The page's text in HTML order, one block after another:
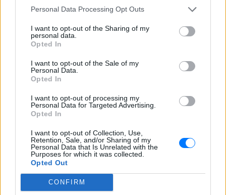
Personal Data Processing Opt Outs
I want to opt-out of the Sharing of my
personal data.
Opted In
I want to opt-out of the Sale of my
Personal Data.
Opted In
I want to opt-out of processing my
Personal Data for Targeted Advertising.
Opted In
I want to opt-out of Collection, Use,
Retention, Sale, and/or Sharing of my
Personal Data that Is Unrelated with the
Purposes for which it was collected.
Opted Out
CONFIRM
στις Κυκλάδες με τον σύντροφό της
τους
και οι φωτογραφίες που
δημοσίευσαν οι καλεσμένοι
Ο μικρός Παναγιώτης βαφτίστηκε στον
Ιερό Ναό Αγίου Νικολάου, με τη βάφτιση